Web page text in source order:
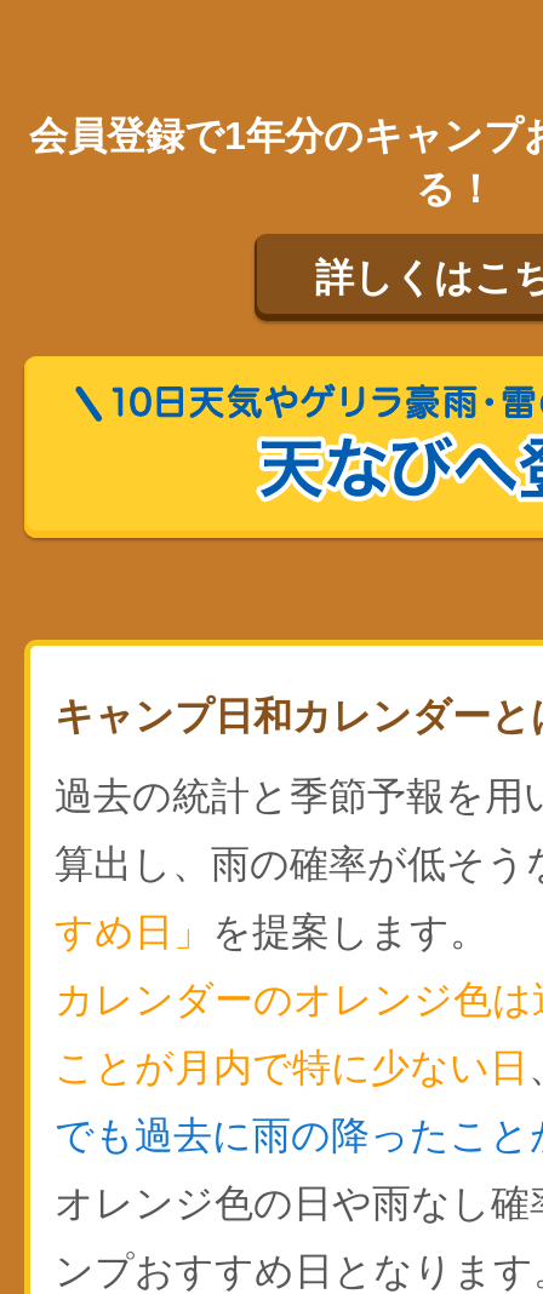
会員登録で1年分のキャンプ
る！
詳しくはこ
キャンプ日和カレンダーと
過去の統計と季節予報を用
算出し、雨の確率が低そう
すめ日」
を提案します。
カレンダーのオレンジ色
ことが月内で特に少ない日
でも過去に雨の降ったこと
オレンジ色の日や雨なし
ンプおすすめ日となります